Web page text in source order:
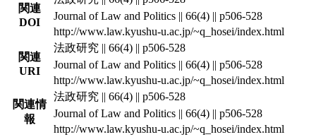
関連
DOI
Journal of Law and Politics || 66(4) || p506-528
http://www.law.kyushu-u.ac.jp/~q_hosei/index.html
関連
URI
法政研究 || 66(4) || p506-528
Journal of Law and Politics || 66(4) || p506-528
http://www.law.kyushu-u.ac.jp/~q_hosei/index.html
関連情
報
法政研究 || 66(4) || p506-528
Journal of Law and Politics || 66(4) || p506-528
http://www.law.kyushu-u.ac.jp/~q_hosei/index.html